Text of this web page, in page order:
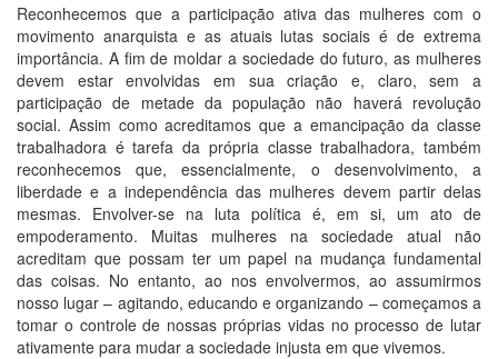
Reconhecemos que a participação ativa das mulheres com o
movimento anarquista e as atuais lutas sociais é de extrema
importância. A fim de moldar a sociedade do futuro, as mulheres
devem estar envolvidas em sua criação e, claro, sem a
participação de metade da população não haverá revolução
social. Assim como acreditamos que a emancipação da classe
trabalhadora é tarefa da própria classe trabalhadora, também
reconhecemos que, essencialmente, o desenvolvimento, a
liberdade e a independência das mulheres devem partir delas
mesmas. Envolver-se na luta política é, em si, um ato de
empoderamento. Muitas mulheres na sociedade atual não
acreditam que possam ter um papel na mudança fundamental
das coisas. No entanto, ao nos envolvermos, ao assumirmos
nosso lugar – agitando, educando e organizando – começamos a
tomar o controle de nossas próprias vidas no processo de lutar
ativamente para mudar a sociedade injusta em que vivemos.